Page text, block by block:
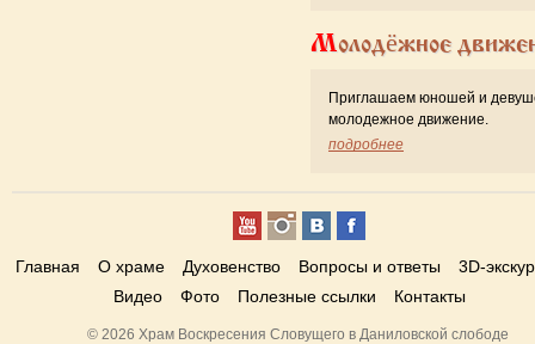
Молодёжное
Приглашаем юношей и
молодежное движение.
подробнее
Главная О храме Духовенство Вопросы и ответы
3D-
Видео
Фото Полезные ссылки Контакты
© 2026 Храм Воскресения Словущего в Даниловской слободе